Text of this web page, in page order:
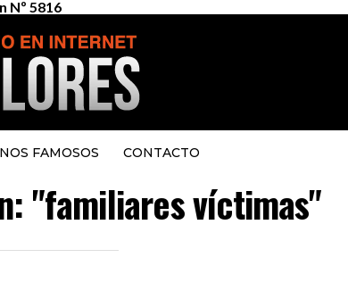
Nº 5816
FAMOSOS CONTACTO
"familiares víctimas"